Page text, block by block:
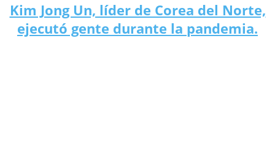
Kim Jong Un, líder de Corea del Norte,
ejecutó gente durante la pandemia.